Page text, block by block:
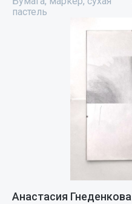
пастель
Анастасия Гнеденкова